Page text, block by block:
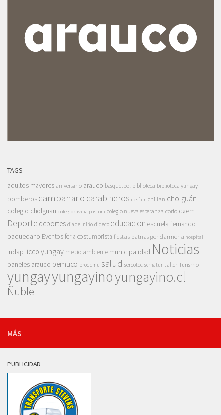
TAGS
adultos mayores aniversario arauco basquetbol biblioteca biblioteca yungay
bomberos campanario carabineros cesfam chillan cholguán
colegio cholguan colegio divina pastora colegio nueva esperanza corfo daem
Deporte deportes dia del niño dideco educacion escuela fernando
baquedano Eventosferia costumbrista fiestas patrias gendarmeria hospital
indap liceo yungay medio ambiente municipalidad Noticias
paneles arauco pemuco prodemu salud sercotec sernatur taller Turismo
yungayyungayinoyungayino.cl
Ñuble
MÁS
PUBLICIDAD